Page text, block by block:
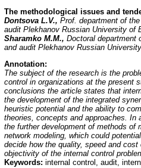
The methodological issues and
Dontsova L.V., Prof. department of
audit Plekhanov Russian University of
Sharamko M.M., Doctoral department
and audit Plekhanov Russian
Annotation:
The subject of the research is the
control in organizations at the present
conclusions the article states that
the development of the integrated
heuristic potential and the ability to
theories, concepts and approaches. In
the further development of methods of
network modeling, which could
decide how the quality, speed and
objectivity of the internal control
Keywords: internal control, audit,